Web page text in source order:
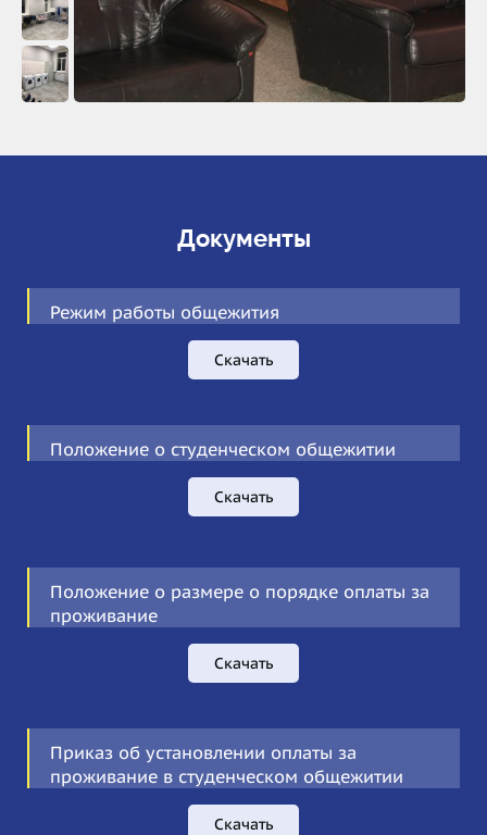
Документы
Режим работы общежития
Скачать
Положение о студенческом общежитии
Скачать
Положение о размере о порядке оплаты за
проживание
Скачать
Приказ об установлении оплаты за
проживание в студенческом общежитии
Скачать